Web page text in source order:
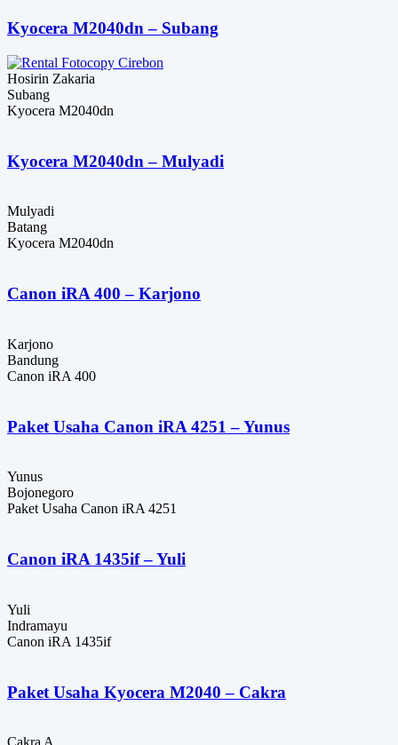
Kyocera M2040dn – Subang
Hosirin Zakaria
Subang
Kyocera M2040dn
Kyocera M2040dn – Mulyadi
Mulyadi
Batang
Kyocera M2040dn
Canon iRA 400 – Karjono
Karjono
Bandung
Canon iRA 400
Paket Usaha Canon iRA 4251 – Yunus
Yunus
Bojonegoro
Paket Usaha Canon iRA 4251
Canon iRA 1435if – Yuli
Yuli
Indramayu
Canon iRA 1435if
Paket Usaha Kyocera M2040 – Cakra